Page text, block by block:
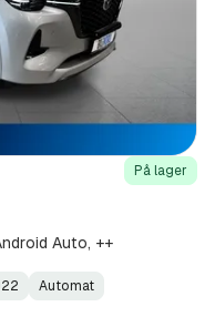
På lager
Auto, ++
Automat